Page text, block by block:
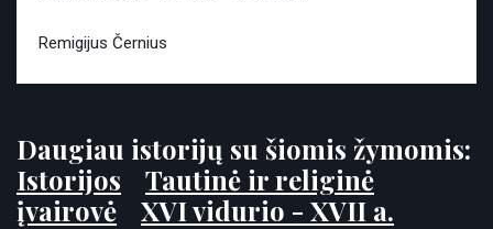
Remigijus Černius
Daugiau istorijų su šiomis žymomis:
Istorijos
Tautinė ir religinė
įvairovė
XVI vidurio - XVII a.